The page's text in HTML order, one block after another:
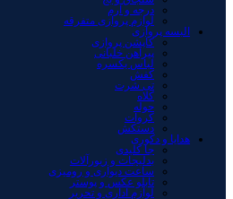
درجه و آرم
لوازم پروازی متفرقه
البسه پروازی
کاپشن پروازی
پیراهن خلبانی
لباس یکسره
کفش
تی شرت
کلاه
حوله
کروات
دستکش
هدایا و دکوری
جا کلیدی
بدلیجات و زیورآلات
ساعت دیواری و رومیزی
تابلو عکس و پوستر
لوازم اداری و تحریر